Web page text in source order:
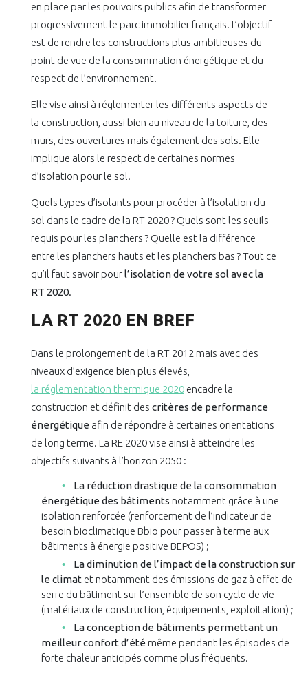
en place par les pouvoirs publics afin de transformer
progressivement le parc immobilier français. L’objectif
est de rendre les constructions plus ambitieuses du
point de vue de la consommation énergétique et du
respect de l’environnement.
Elle vise ainsi à réglementer les différents aspects de
la construction, aussi bien au niveau de la toiture, des
murs, des ouvertures mais également des sols. Elle
implique alors le respect de certaines normes
d’isolation pour le sol.
Quels types d’isolants pour procéder à l’isolation du
sol dans le cadre de la RT 2020 ? Quels sont les seuils
requis pour les planchers ? Quelle est la différence
entre les planchers hauts et les planchers bas ? Tout ce
qu’il faut savoir pourl’isolation de votre sol avec la
RT 2020.
LA RT 2020 EN BREF
Dans le prolongement de la RT 2012 mais avec des
niveaux d’exigence bien plus élevés,
la réglementation thermique 2020 encadre la
construction et définit des critères de performance
énergétique afin de répondre à certaines orientations
de long terme. La RE 2020 vise ainsi à atteindre les
objectifs suivants à l’horizon 2050 :
La réduction drastique de la consommation
énergétique des bâtiments notamment grâce à une
isolation renforcée (renforcement de l’indicateur de
besoin bioclimatique Bbio pour passer à terme aux
bâtiments à énergie positive BEPOS) ;
La diminution de l’impact de la construction sur
le climat et notamment des émissions de gaz à effet de
serre du bâtiment sur l’ensemble de son cycle de vie
(matériaux de construction, équipements, exploitation) ;
La conception de bâtiments permettant un
meilleur confort d’été même pendant les épisodes de
forte chaleur anticipés comme plus fréquents.